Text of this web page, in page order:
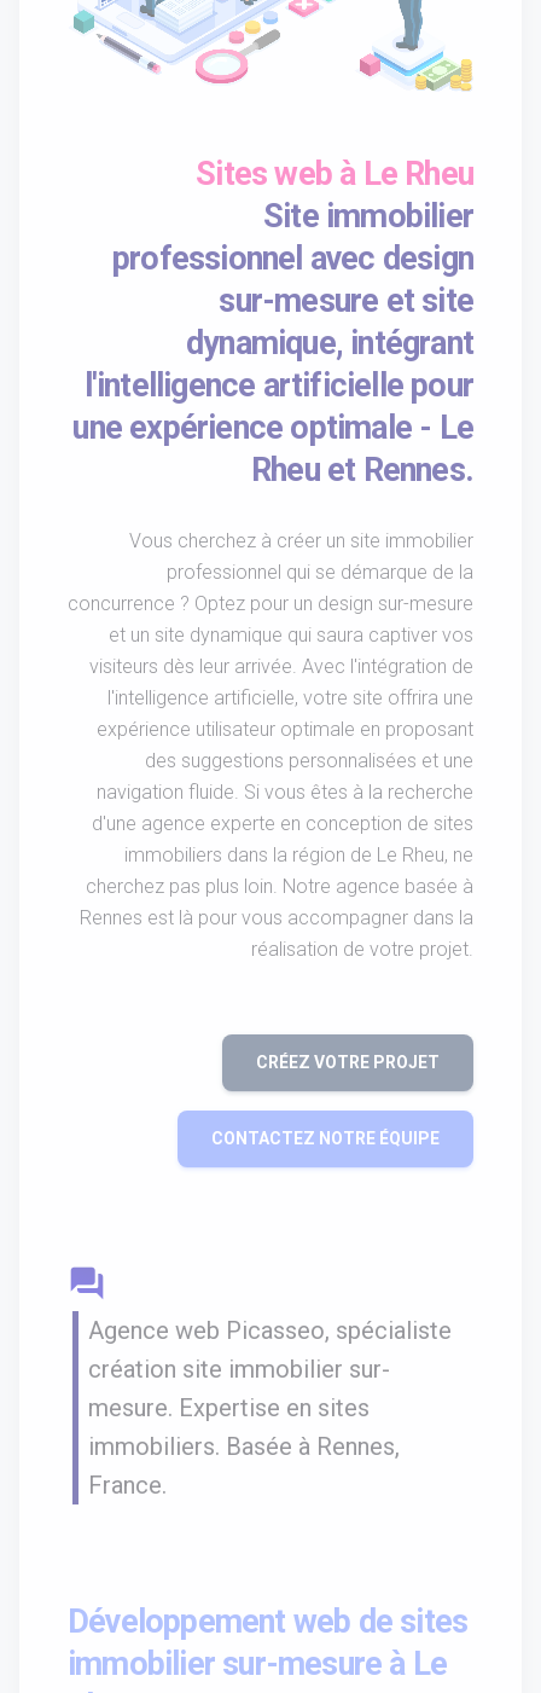
Sites web à Le Rheu
Site immobilier
professionnel avec design
sur-mesure et site
dynamique, intégrant
l'intelligence artificielle pour
une expérience optimale - Le
Rheu et Rennes.
Vous cherchez à créer un site immobilier
professionnel qui se démarque de la
concurrence ? Optez pour un design sur-mesure
et un site dynamique qui saura captiver vos
visiteurs dès leur arrivée. Avec l'intégration de
l'intelligence artificielle, votre site offrira une
expérience utilisateur optimale en proposant
des suggestions personnalisées et une
navigation fluide. Si vous êtes à la recherche
d'une agence experte en conception de sites
immobiliers dans la région de Le Rheu, ne
cherchez pas plus loin. Notre agence basée à
Rennes est là pour vous accompagner dans la
réalisation de votre projet.
CRÉEZ VOTRE PROJET
CONTACTEZ NOTRE ÉQUIPE
question_answer
Agence web Picasseo, spécialiste
création site immobilier sur-
mesure. Expertise en sites
immobiliers. Basée à Rennes,
France.
Développement web de sites
immobilier sur-mesure à Le